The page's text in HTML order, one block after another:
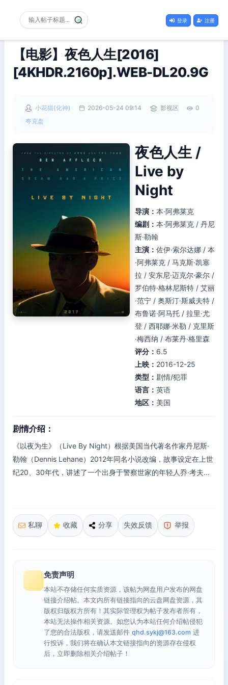
登录 注册
【电影】夜色人生[2016]
[4KHDR.2160p].WEB-DL20.9G
小花猫(化神) 2026-05-24 09:14 影视区
0
夸克盘
夜色人生 /
Live by
Night
导演： 本·阿弗莱克
编剧： 本·阿弗莱克 / 丹尼
斯·勒翰
主演： 佐伊·索尔达娜 / 本
·阿弗莱克 / 马克斯·凯塞
拉 / 安东尼·迈克尔·豪尔 /
罗伯特·格林尼斯特 / 艾丽
·范宁 / 奥斯汀·斯威夫特 /
布鲁诺·阿马托 / 拉里·尤
登 / 西耶娜·米勒 / 克里斯
·梅西纳 / 布莱丹·格里森
评分： 6.5
上映： 2016-12-25
类型： 剧情/犯罪
语言： 英语
地区： 美国
剧情介绍：
《以夜为生》（Live By Night）根据美国当代著名作家丹尼斯·
勒翰（Dennis Lehane）2012年同名小说改编，故事设定在上世
纪20、30年代，讲述了一个出身于警察世家的年轻人乔·考夫...
私聊 收藏 分享 失效反馈 举报
免责声明
本站不存储任何实质资源，该帖为网盘用户发布的网盘
链接介绍帖。本文内所有链接指向的云盘网盘资源，其
版权归版权方所有！其实际管理权为帖子发布者所有，
本站无法操作相关资源。如您认为本站任何介绍帖侵犯
了您的合法版权，请发送邮件 qhd.sykj@163.com 进
行投诉，我们将在确认本文链接指向的资源存在侵权
后，立即删除相关介绍帖子！